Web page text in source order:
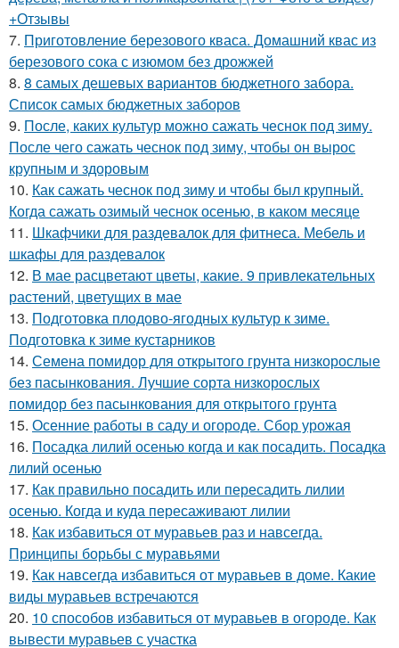
+Отзывы
7. Приготовление березового кваса. Домашний квас из
березового сока с изюмом без дрожжей
8. 8 самых дешевых вариантов бюджетного забора.
Список самых бюджетных заборов
9. После, каких культур можно сажать чеснок под зиму.
После чего сажать чеснок под зиму, чтобы он вырос
крупным и здоровым
10. Как сажать чеснок под зиму и чтобы был крупный.
Когда сажать озимый чеснок осенью, в каком месяце
11. Шкафчики для раздевалок для фитнеса. Мебель и
шкафы для раздевалок
12. В мае расцветают цветы, какие. 9 привлекательных
растений, цветущих в мае
13. Подготовка плодово-ягодных культур к зиме.
Подготовка к зиме кустарников
14. Семена помидор для открытого грунта низкорослые
без пасынкования. Лучшие сорта низкорослых
помидор без пасынкования для открытого грунта
15. Осенние работы в саду и огороде. Сбор урожая
16. Посадка лилий осенью когда и как посадить. Посадка
лилий осенью
17. Как правильно посадить или пересадить лилии
осенью. Когда и куда пересаживают лилии
18. Как избавиться от муравьев раз и навсегда.
Принципы борьбы с муравьями
19. Как навсегда избавиться от муравьев в доме. Какие
виды муравьев встречаются
20. 10 способов избавиться от муравьев в огороде. Как
вывести муравьев с участка